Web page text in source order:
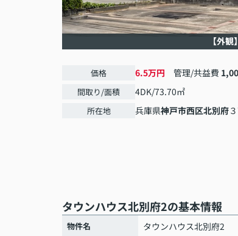
【外観】
価格 6.5万円 管理/共益費
間取り/面積 4DK/73.70㎡
所在地 兵庫県神戸市西区北別府
タウンハウス北別府2の基本情報
物件名 タウンハウス北別府2